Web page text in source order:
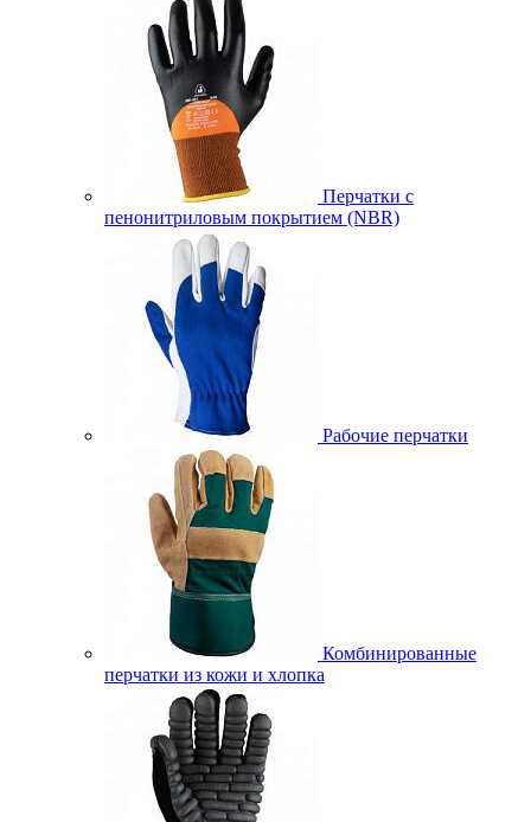
Перчатки с
пенонитриловым покрытием (NBR)
Рабочие перчатки
Комбинированные
перчатки из кожи и хлопка